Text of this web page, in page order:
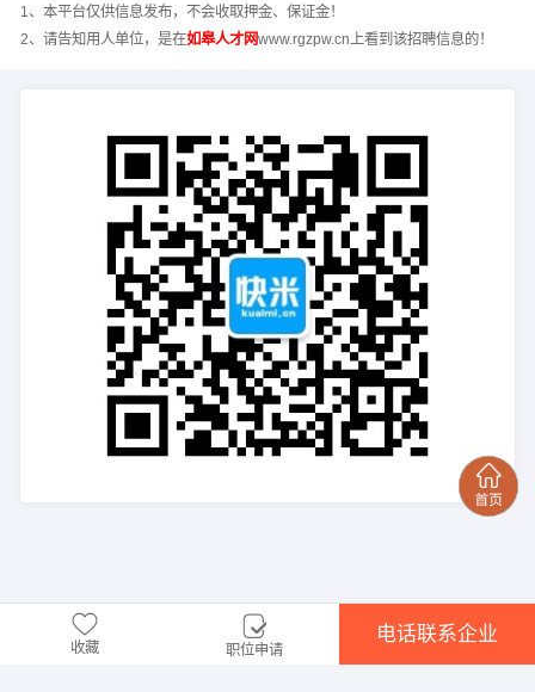
1、本平台仅供信息发布，不会收取押金、保证金！
2、请告知用人单位，是在如皋人才网www.rgzpw.cn上看到该招聘信息的！
收藏 职位申请
电话联系企业